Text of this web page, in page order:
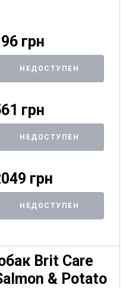
грн
НЕДОСТУПЕН
грн
НЕДОСТУПЕН
грн
НЕДОСТУПЕН
Brit Care
& Potato